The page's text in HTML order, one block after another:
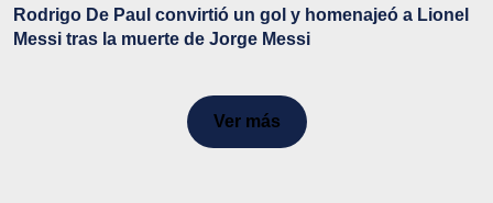
Rodrigo De Paul convirtió un gol y homenajeó a Lionel
Messi tras la muerte de Jorge Messi
Ver más